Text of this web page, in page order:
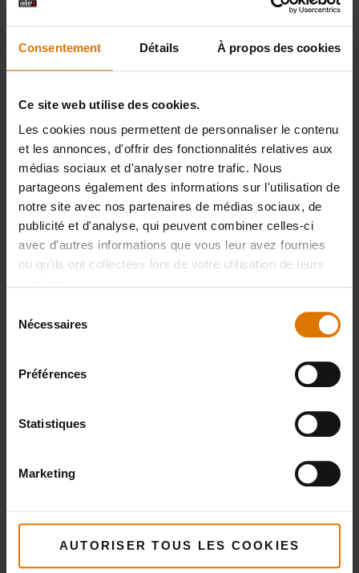
Consentement Détails À propos des cookies
Ce site web utilise des cookies.
Les cookies nous permettent de personnaliser le contenu
et les annonces, d'offrir des fonctionnalités relatives aux
médias sociaux et d'analyser notre trafic. Nous
partageons également des informations sur l'utilisation de
notre site avec nos partenaires de médias sociaux, de
publicité et d'analyse, qui peuvent combiner celles-ci
avec d'autres informations que vous leur avez fournies
ou qu'ils ont collectées lors de votre utilisation de leurs
Nécessaires
Préférences
Statistiques
Marketing
AUTORISER TOUS LES COOKIES
PRINT THIS LIST
Préparons-nous
Accessoires
recommandés
Gant pour